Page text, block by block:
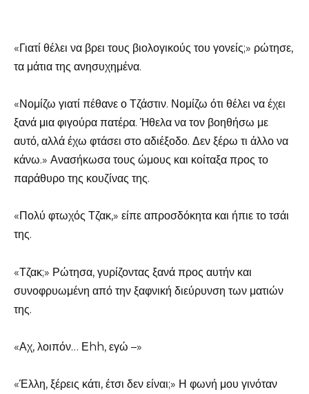
«Γιατί θέλει να βρει τους βιολογικούς του γονείς;» ρώτησε,
τα μάτια της ανησυχημένα.
«Νομίζω γιατί πέθανε ο Τζάστιν. Νομίζω ότι θέλει να έχει
ξανά μια φιγούρα πατέρα. Ήθελα να τον βοηθήσω με
αυτό, αλλά έχω φτάσει στο αδιέξοδο. Δεν ξέρω τι άλλο να
κάνω.» Ανασήκωσα τους ώμους και κοίταξα προς το
παράθυρο της κουζίνας της.
«Πολύ φτωχός Τζακ,» είπε απροσδόκητα και ήπιε το τσάι
της.
«Τζακ;» Ρώτησα, γυρίζοντας ξανά προς αυτήν και
συνοφρυωμένη από την ξαφνική διεύρυνση των ματιών
της.
«Αχ, λοιπόν… Εhh, εγώ –»
«Έλλη, ξέρεις κάτι, έτσι δεν είναι;» Η φωνή μου γινόταν